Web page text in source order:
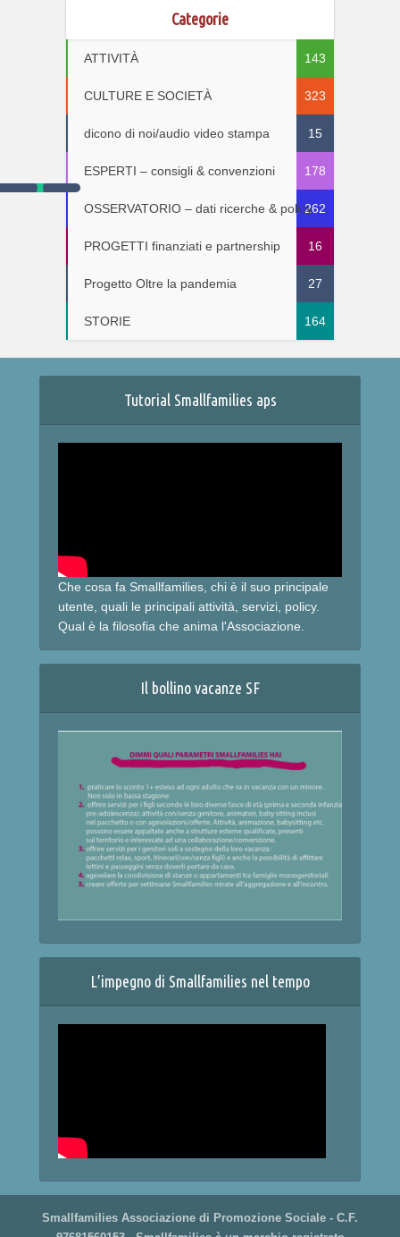
Categorie
ATTIVITÀ 143
CULTURE E SOCIETÀ 323
dicono di noi/audio video stampa 15
ESPERTI – consigli & convenzioni 178
OSSERVATORIO – dati ricerche & policy262
PROGETTI finanziati e partnership 16
Progetto Oltre la pandemia 27
STORIE 164
Tutorial Smallfamilies aps
Che cosa fa Smallfamilies, chi è il suo principale
utente, quali le principali attività, servizi, policy.
Qual è la filosofia che anima l'Associazione.
Il bollino vacanze SF
L’impegno di Smallfamilies nel tempo
Smallfamilies Associazione di Promozione Sociale - C.F.